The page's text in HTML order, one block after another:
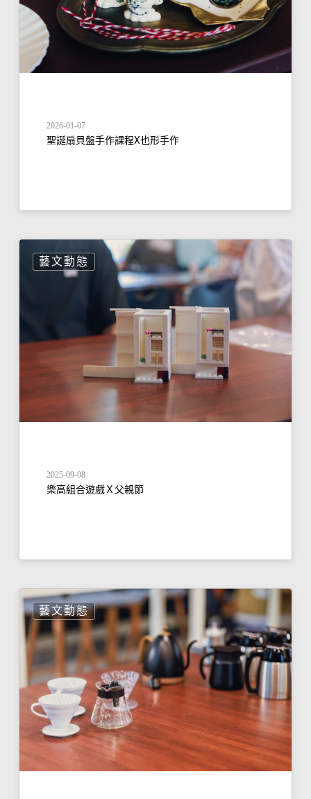
2026-01-07
聖誕扇貝盤手作課程X也形手作
藝文動態
2025-09-08
樂高組合遊戲Ｘ父親節
藝文動態